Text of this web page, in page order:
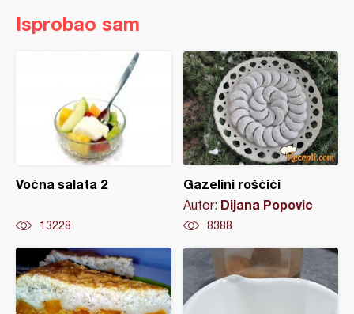
Isprobao sam
Voćna salata 2
13228
Gazelini rošćići
Autor: Dijana Popovic
8388